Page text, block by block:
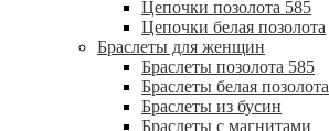
Цепочки позолота 585
Цепочки белая позолота
Браслеты для женщин
Браслеты позолота 585
Браслеты белая позолота
Браслеты из бусин
Браслеты с магнитами